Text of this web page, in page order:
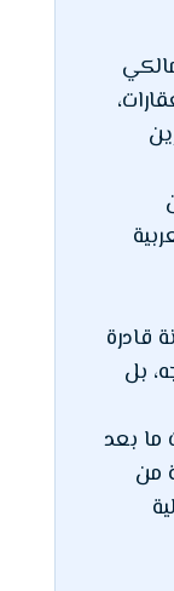
قادرة
بل
ما بعد
من